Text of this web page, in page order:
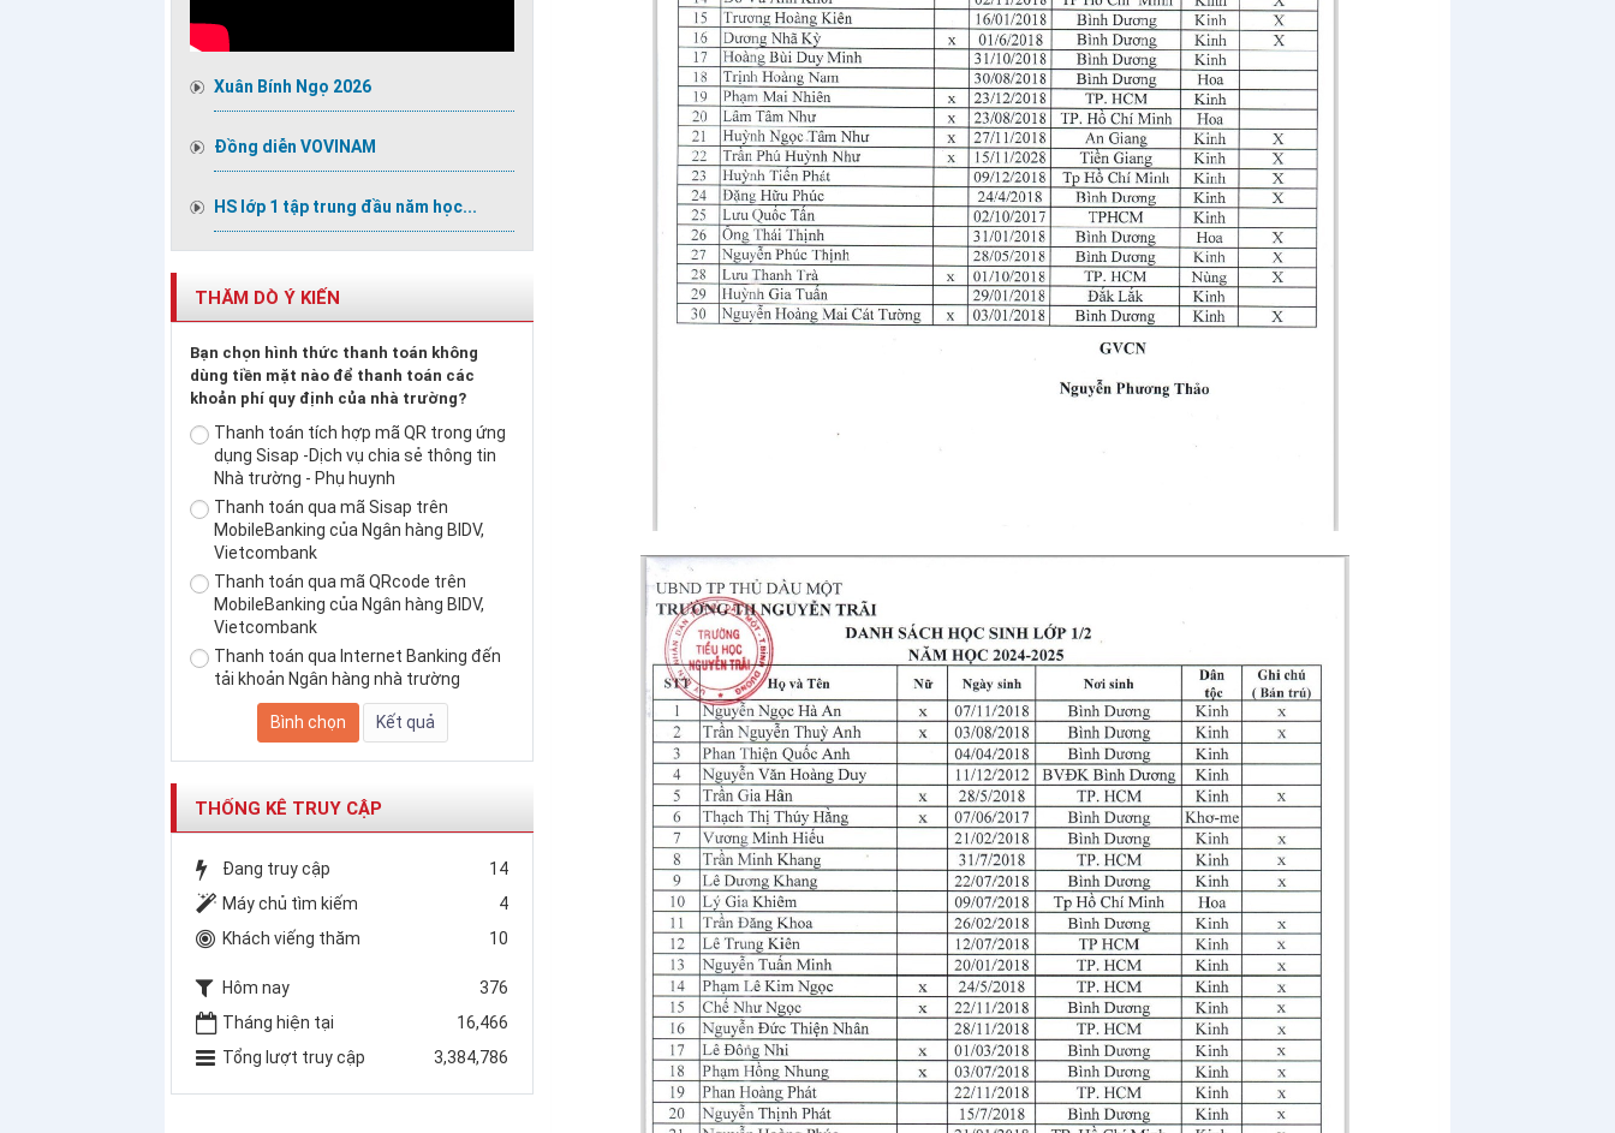
Xuân Bính Ngọ 2026
Đồng diễn VOVINAM
HS lớp 1 tập trung đầu năm học...
THĂM DÒ Ý KIẾN
Bạn chọn hình thức thanh toán không
dùng tiền mặt nào để thanh toán các
khoản phí quy định của nhà trường?
Thanh toán tích hợp mã QR trong ứng
dụng Sisap -Dịch vụ chia sẻ thông tin
Nhà trường - Phụ huynh
Thanh toán qua mã Sisap trên
MobileBanking của Ngân hàng BIDV,
Vietcombank
Thanh toán qua mã QRcode trên
MobileBanking của Ngân hàng BIDV,
Vietcombank
Thanh toán qua Internet Banking đến
tải khoản Ngân hàng nhà trường
THỐNG KÊ TRUY CẬP
Đang truy cập
14
Máy chủ tìm kiếm
4
Khách viếng thăm
10
Hôm nay
376
Tháng hiện tại
16,466
Tổng lượt truy cập
3,384,786